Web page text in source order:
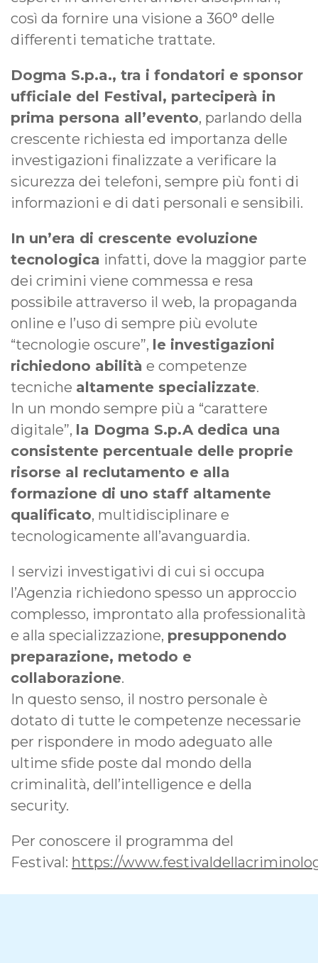
così da fornire una visione a 360° delle
differenti tematiche trattate.
Dogma S.p.a., tra i fondatori e sponsor
ufficiale del Festival, parteciperà in
prima persona all’evento, parlando della
crescente richiesta ed importanza delle
investigazioni finalizzate a verificare la
sicurezza dei telefoni, sempre più fonti di
informazioni e di dati personali e sensibili.
In un’era di crescente evoluzione
tecnologica infatti, dove la maggior parte
dei crimini viene commessa e resa
possibile attraverso il web, la propaganda
online e l’uso di sempre più evolute
“tecnologie oscure”, le investigazioni
richiedono abilità e competenze
tecniche altamente specializzate.
In un mondo sempre più a “carattere
digitale”, la Dogma S.p.A dedica una
consistente percentuale delle proprie
risorse al reclutamento e alla
formazione di uno staff altamente
qualificato, multidisciplinare e
tecnologicamente all’avanguardia.
I servizi investigativi di cui si occupa
l’Agenzia richiedono spesso un approccio
complesso, improntato alla professionalità
e alla specializzazione, presupponendo
preparazione, metodo e
collaborazione.
In questo senso, il nostro personale è
dotato di tutte le competenze necessarie
per rispondere in modo adeguato alle
ultime sfide poste dal mondo della
criminalità, dell’intelligence e della
security.
Per conoscere il programma del
Festival: https://